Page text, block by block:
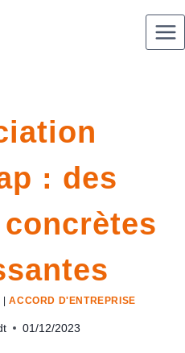
: des
|ACCORD D'ENTREPRISE
01/12/2023